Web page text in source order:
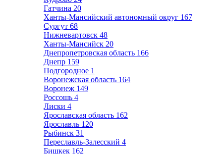
Гатчина 20
Ханты-Мансийский автономный округ 167
Сургут 68
Нижневартовск 48
Ханты-Мансийск 20
Днепропетровская область 166
Днепр 159
Подгородное 1
Воронежская область 164
Воронеж 149
Россошь 4
Лиски 4
Ярославская область 162
Ярославль 120
Рыбинск 31
Переславль-Залесский 4
Бишкек 162